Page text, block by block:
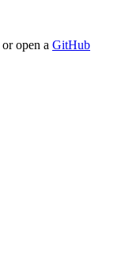
or open a GitHub